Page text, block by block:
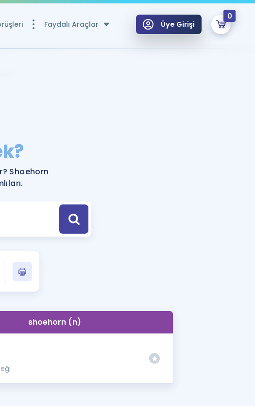
Faydalı Araçlar
YÖKDİL Puan Hesaplama Aracı
YÖKDİL'e Hazırlananlar için Öneriler
Sınavları Tek Takvimde
Tüm Sınavlarla İlgili Haberler
Gramer
Üye Girişi
0
Remzi Hoca ile seni sınava hazırlayacak onlarca eğitim seni bekliyor!
Shoehorn
shoehorn (n)